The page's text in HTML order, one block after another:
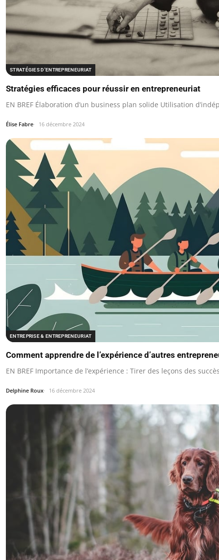
STRATÉGIES D'ENTREPRENEURIAT
Stratégies efficaces pour réussir en entrepreneuriat
EN BREF Élaboration d’un business plan solide Utilisation
Élise Fabre 16 décembre 2024
ENTREPRISE & ENTREPRENEURIAT
Comment apprendre de l’expérience d’autres
EN BREF Importance de l’expérience : Tirer des leçons des
Delphine Roux 16 décembre 2024